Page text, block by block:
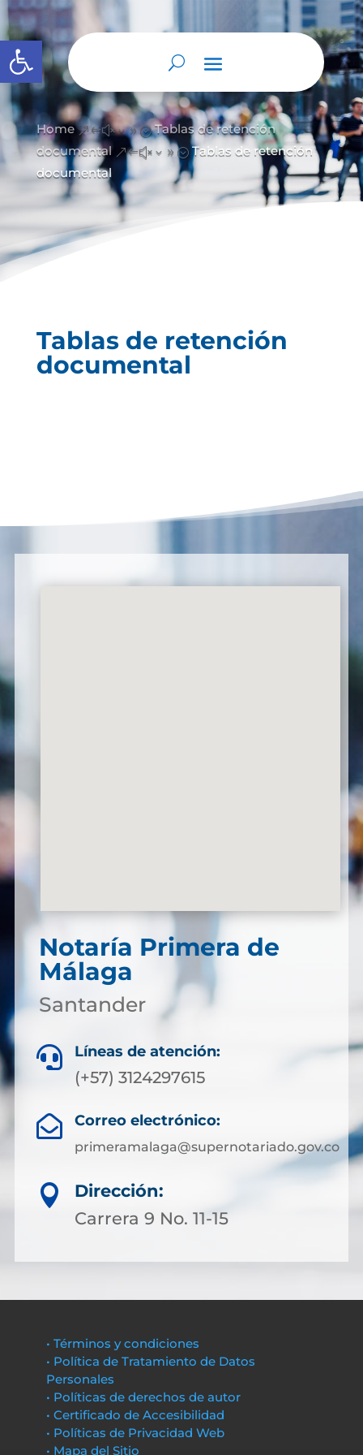
Abrir barra de herramientas
Home &#x39; Tablas de retención
documental &#x39; Tablas de retención
documental
Tablas de retención
documental
Notaría Primera de
Málaga
Santander
 Líneas de atención:
(+57) 3124297615
 Correo electrónico:
primeramalaga@supernotariado.gov.co

Dirección:
Carrera 9 No. 11-15
• Términos y condiciones
• Política de Tratamiento de Datos
Personales
• Políticas de derechos de autor
• Certificado de Accesibilidad
• Políticas de Privacidad Web
• Mapa del Sitio